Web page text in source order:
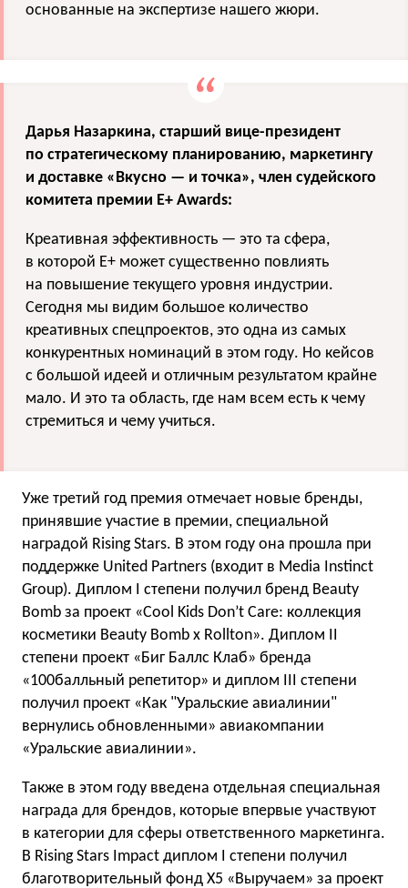
основанные на экспертизе нашего жюри.
Дарья Назаркина, старший вице-президент
по стратегическому планированию, маркетингу
и доставке «Вкусно — и точка», член судейского
комитета премии E+ Awards:
Креативная эффективность — это та сфера,
в которой Е+ может существенно повлиять
на повышение текущего уровня индустрии.
Сегодня мы видим большое количество
креативных спецпроектов, это одна из самых
конкурентных номинаций в этом году. Но кейсов
с большой идеей и отличным результатом крайне
мало. И это та область, где нам всем есть к чему
стремиться и чему учиться.
Уже третий год премия отмечает новые бренды,
принявшие участие в премии, специальной
наградой Rising Stars. В этом году она прошла при
поддержке United Partners (входит в Media Instinct
Group). Диплом I степени получил бренд Beauty
Bomb за проект «Cool Kids Don’t Care: коллекция
косметики Beauty Bomb x Rollton». Диплом II
степени проект «Биг Баллс Клаб» бренда
«100балльный репетитор» и диплом III степени
получил проект «Как "Уральские авиалинии"
вернулись обновленными» авиакомпании
«Уральские авиалинии».
Также в этом году введена отдельная специальная
награда для брендов, которые впервые участвуют
в категории для сферы ответственного маркетинга.
В Rising Stars Impact диплом I степени получил
благотворительный фонд Х5 «Выручаем» за проект